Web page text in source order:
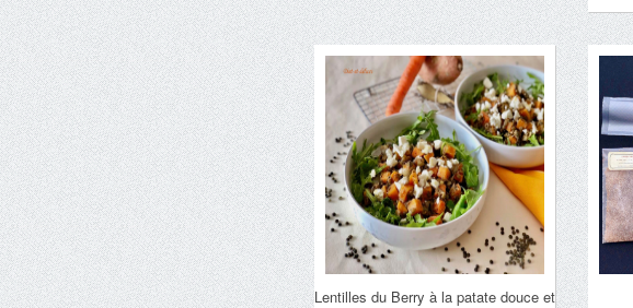
Lentilles du Berry à la patate douce et